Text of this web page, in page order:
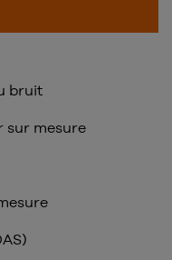
bruit
sur mesure